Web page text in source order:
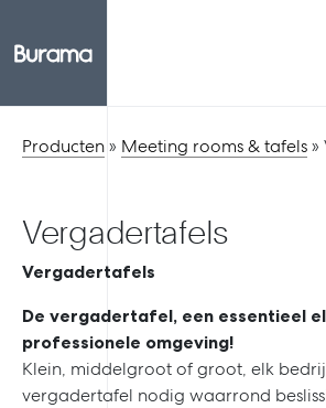
Producten» Meeting rooms & tafels»
Vergadertafels
Vergadertafels
De vergadertafel, een essentieel
professionele omgeving!
Klein, middelgroot of groot, elk
vergadertafel nodig waarrond